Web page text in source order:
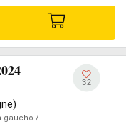
gaucho /
32